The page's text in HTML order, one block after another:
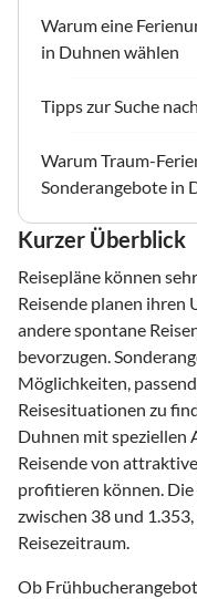
Warum eine
in Duhnen wählen
Tipps zur Suche
Warum Traum-
Sonderangebote in
Kurzer Überblick
Reisepläne können
Reisende planen ihren
andere spontane
bevorzugen.
Möglichkeiten,
Reisesituationen zu
Duhnen mit speziellen
Reisende von
profitieren können. Die
zwischen 38 und
Reisezeitraum.
Ob